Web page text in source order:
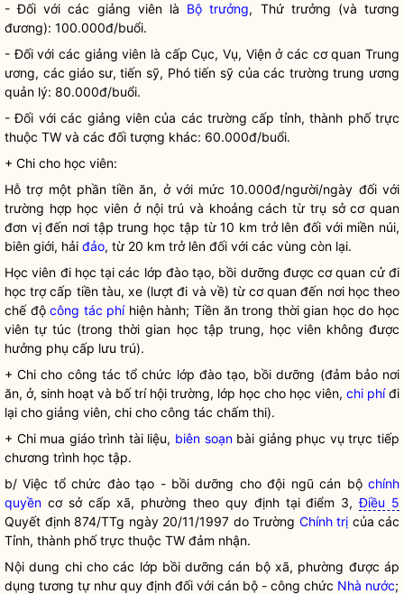
- Đối với các giảng viên là Bộ trưởng, Thứ trưởng (và tương
đương): 100.000đ/buổi.
- Đối với các giảng viên là cấp Cục, Vụ, Viện ở các cơ quan Trung
ương, các giáo sư, tiến sỹ, Phó tiến sỹ của các trường trung ương
quản lý: 80.000đ/buổi.
- Đối với các giảng viên của các trường cấp tỉnh, thành phố trực
thuộc TW và các đối tượng khác: 60.000đ/buổi.
+ Chi cho học viên:
Hỗ trợ một phần tiền ăn, ở với mức 10.000đ/người/ngày đối với
trường hợp học viên ở nội trú và khoảng cách từ trụ sở cơ quan
đơn vị đến nơi tập trung học tập từ 10 km trở lên đối với miền núi,
biên giới, hải đảo, từ 20 km trở lên đối với các vùng còn lại.
Học viên đi học tại các lớp đào tạo, bồi dưỡng được cơ quan cử đi
học trợ cấp tiền tàu, xe (lượt đi và về) từ cơ quan đến nơi học theo
chế độcông tác phíhiện hành; Tiền ăn trong thời gian học do học
viên tự túc (trong thời gian học tập trung, học viên không được
hưởng phụ cấp lưu trú).
+ Chi cho công tác tổ chức lớp đào tạo, bồi dưỡng (đảm bảo nơi
ăn, ở, sinh hoạt và bố trí hội trường, lớp học cho học viên, chi phíđi
lại cho giảng viên, chi cho công tác chấm thi).
+ Chi mua giáo trình tài liệu, biên soạnbài giảng phục vụ trực tiếp
chương trình học tập.
b/ Việc tổ chức đào tạo - bồi dưỡng cho đội ngũ cán bộ chính
quyền cơ sở cấp xã, phường theo quy định tại điểm 3,Điều 5
Quyết định 874/TTg ngày 20/11/1997 do Trường Chính trị của các
Tỉnh, thành phố trực thuộc TW đảm nhận.
Nội dung chi cho các lớp bồi dưỡng cán bộ xã, phường được áp
dụng tương tự như quy định đối với cán bộ - công chức Nhà nước;